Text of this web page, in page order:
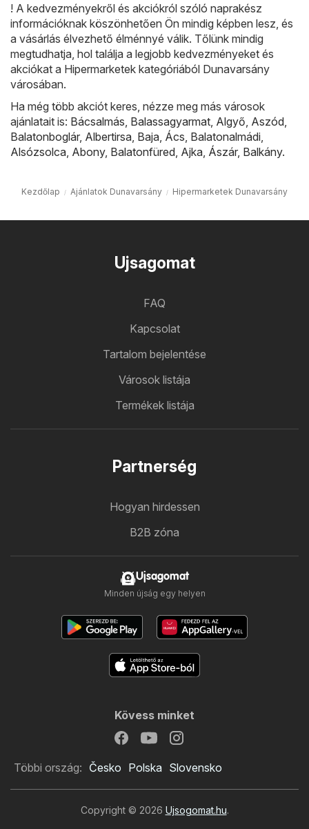
! A kedvezményekről és akciókról szóló naprakész
információknak köszönhetően Ön mindig képben lesz, és
a vásárlás élvezhető élménnyé válik. Tőlünk mindig
megtudhatja, hol találja a legjobb kedvezményeket és
akciókat a Hipermarketek kategóriából Dunavarsány
városában.
Ha még több akciót keres, nézze meg más városok
ajánlatait is: Bácsalmás Balassagyarmat Algyő Aszód
Balatonboglár, Albertirsa Baja Ács Balatonalmádi
Alsózsolca Abony, Balatonfüred Ajka Ászár, Balkány.
Kezdőlap Ajánlatok Dunavarsány Hipermarketek Dunavarsány
Ujsagomat
FAQ
Kapcsolat
Tartalom bejelentése
Városok listája
Termékek listája
Partnerség
Hogyan hirdessen
B2B zóna
Ujsagomat
Minden újság egy helyen
Kövess minket
Többi ország: Česko Polska Slovensko
Copyright © 2026 Ujsogomat.hu.